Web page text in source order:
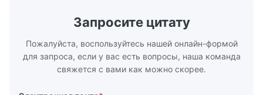
Запросите цитату
Пожалуйста, воспользуйтесь нашей онлайн-формой
для запроса, если у вас есть вопросы, наша команда
свяжется с вами как можно скорее.